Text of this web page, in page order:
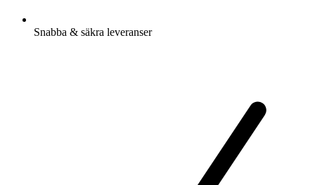
Snabba & säkra leveranser